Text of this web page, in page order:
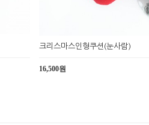
크리스마스인형쿠션(눈사람)
16,500원